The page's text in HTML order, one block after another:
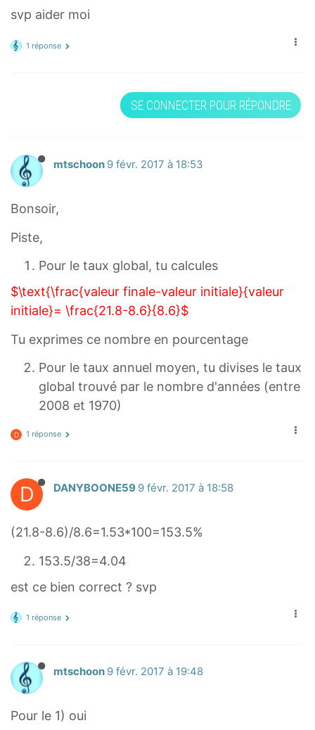
svp aider moi
1 réponse
SE CONNECTER POUR RÉPONDRE
mtschoon 9 févr. 2017 à 18:53
Bonsoir,
Piste,
Pour le taux global, tu calcules
$\text{\frac{valeur finale-valeur initiale}{valeur
initiale}= \frac{21.8-8.6}{8.6}$
Tu exprimes ce nombre en pourcentage
Pour le taux annuel moyen, tu divises le taux
global trouvé par le nombre d'années (entre
2008 et 1970)
D 1 réponse
D DANYBOONE59 9 févr. 2017 à 18:58
(21.8-8.6)/8.6=1.53*100=153.5%
153.5/38=4.04
est ce bien correct ? svp
1 réponse
mtschoon 9 févr. 2017 à 19:48
Pour le 1) oui